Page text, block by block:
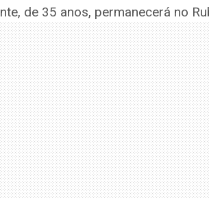
de 35 anos, permanecerá no